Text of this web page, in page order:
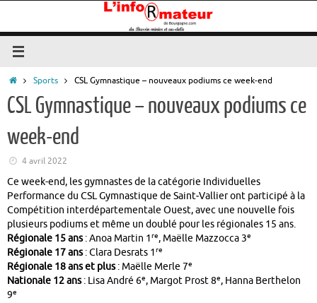
contenu
Accueil
Sports CSL Gymnastique – nouveaux podiums ce week-end
CSL Gymnastique – nouveaux podiums ce
week-end
4 avril 2022
Ce week-end, les gymnastes de la catégorie Individuelles
Performance du CSL Gymnastique de Saint‑Vallier ont participé à la
Compétition interdépartementale Ouest, avec une nouvelle fois
plusieurs podiums et même un doublé pour les régionales 15 ans.
Régionale 15 ans: Anoa Martin 1re, Maëlle Mazzocca 3e
Régionale 17 ans: Clara Desrats 1re
Régionale 18 ans et plus: Maëlle Merle 7e
Nationale 12 ans: Lisa André 6e, Margot Prost 8e, Hanna Berthelon
9e